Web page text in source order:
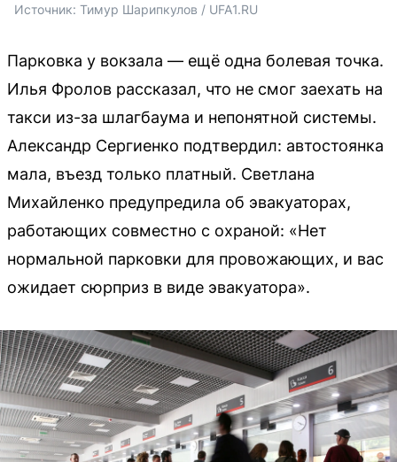
Источник: Тимур Шарипкулов / UFA1.RU
Парковка у вокзала — ещё одна болевая точка.
Илья Фролов рассказал, что не смог заехать на
такси из-за шлагбаума и непонятной системы.
Александр Сергиенко подтвердил: автостоянка
мала, въезд только платный. Светлана
Михайленко предупредила об эвакуаторах,
работающих совместно с охраной: «Нет
нормальной парковки для провожающих, и вас
ожидает сюрприз в виде эвакуатора».